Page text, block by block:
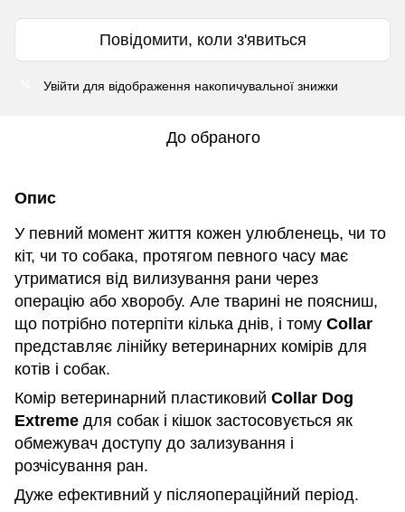
Повідомити, коли з'явиться
Увійти для відображення накопичувальної знижки
До обраного
Опис
У певний момент життя кожен улюбленець, чи то
кіт, чи то собака, протягом певного часу має
утриматися від вилизування рани через
операцію або хворобу. Але тварині не поясниш,
що потрібно потерпіти кілька днів, і тому Collar
представляє лінійку ветеринарних комірів для
котів і собак.
Комір ветеринарний пластиковий Collar Dog
Extreme для собак і кішок застосовується як
обмежувач доступу до зализування і
розчісування ран.
Дуже ефективний у післяопераційний період.